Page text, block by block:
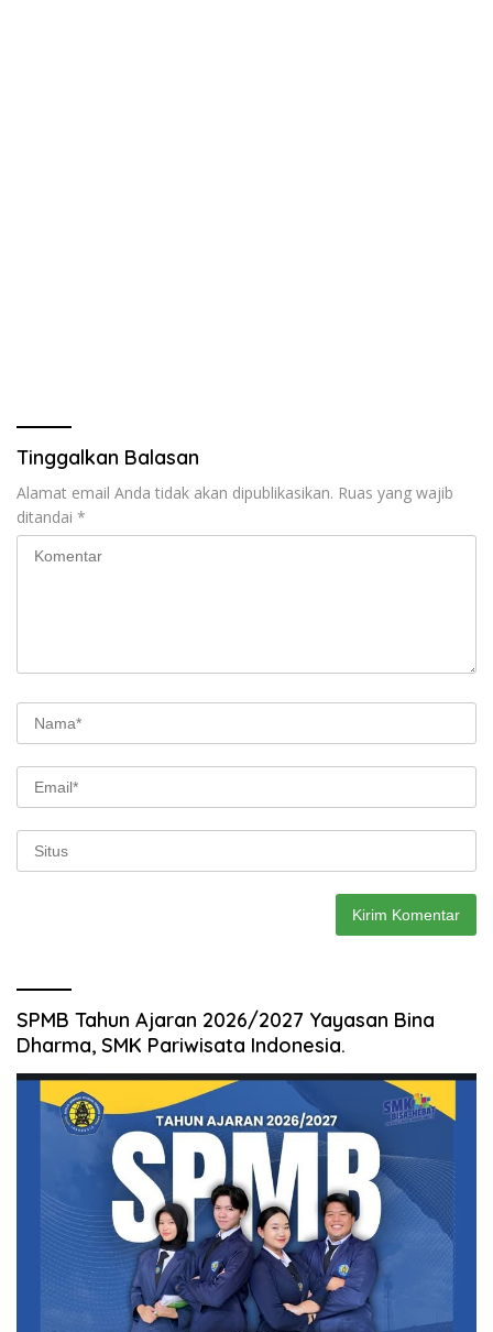
Tinggalkan Balasan
Alamat email Anda tidak akan dipublikasikan. Ruas yang wajib
ditandai *
SPMB Tahun Ajaran 2026/2027 Yayasan Bina
Dharma, SMK Pariwisata Indonesia.